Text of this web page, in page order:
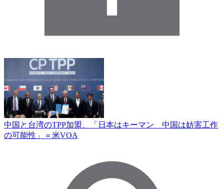
中国と台湾のTPP加盟、「日本はキーマン 中国は妨害工作
の可能性」＝米VOA